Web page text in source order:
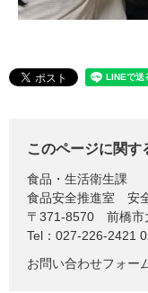
このページに関す
食品・生活衛生課
食品安全推進室 安
〒371-8570
前橋市
Tel：027-226-2421
お問い合わせフォー